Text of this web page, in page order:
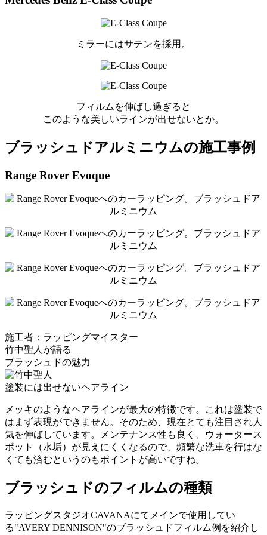
ミラーにはサテンを採用。
フィルムを伸ばし過ぎると
このような美しいラインが出せないとか。
ブラッシュドアルミニウムの施工事例
Range Rover Evoque
施工者：ラッピングマイスター
竹中聖人が語る
ブラッシュドの魅力
塗装には出せないヘアライン
メッキのようなヘアラインが最大の特徴です。これは塗装で
はまず表現ができません。そのため、現在とても注目され人
気を伸ばしています。メンテナンス性も良く、ウォータース
ポット（水垢）が見えにくくなるので、頻繁な洗車を行はな
くても済むというのもポイントが高いですね。
ブラッシュドのフィルムの種類
ラッピングスタジオCAVANAにてメインで使用してい
る"AVERY DENNISON"のブラッシュドフィルム例を紹介し